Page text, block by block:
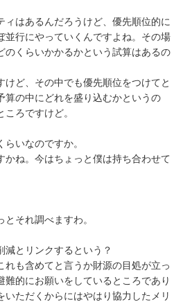
ィはあるんだろうけど、優先順位的に
並行にやっていくんですよね。その場
のくらいかかるかという試算はあるの
けど、その中でも優先順位をつけてと
算の中にどれを盛り込むかというの
ろですけど。
らいなのですか。
かね。今はちょっと僕は持ち合わせて
とそれ調べますわ。
減とリンクするという？
れも含めてと言うか財源の目処が立っ
難的にお願いをしているところであり
いただくからにはやはり協力したメリ